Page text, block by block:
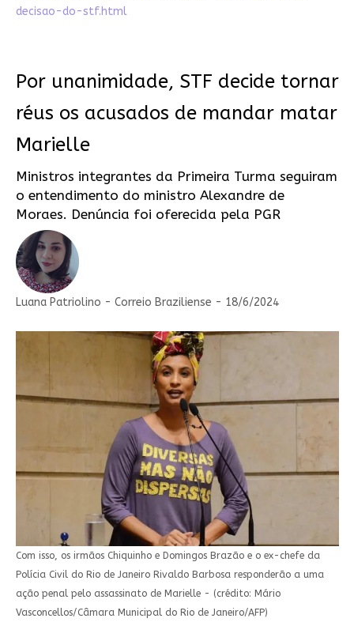
decisao-do-stf.html
Por unanimidade, STF decide tornar
réus os acusados de mandar matar
Marielle
Ministros integrantes da Primeira Turma seguiram
o entendimento do ministro Alexandre de
Moraes. Denúncia foi oferecida pela PGR
Luana Patriolino - Correio Braziliense - 18/6/2024
Com isso, os irmãos Chiquinho e Domingos Brazão e o ex-chefe da
Polícia Civil do Rio de Janeiro Rivaldo Barbosa responderão a uma
ação penal pelo assassinato de Marielle - (crédito: Mário
Vasconcellos/Câmara Municipal do Rio de Janeiro/AFP)